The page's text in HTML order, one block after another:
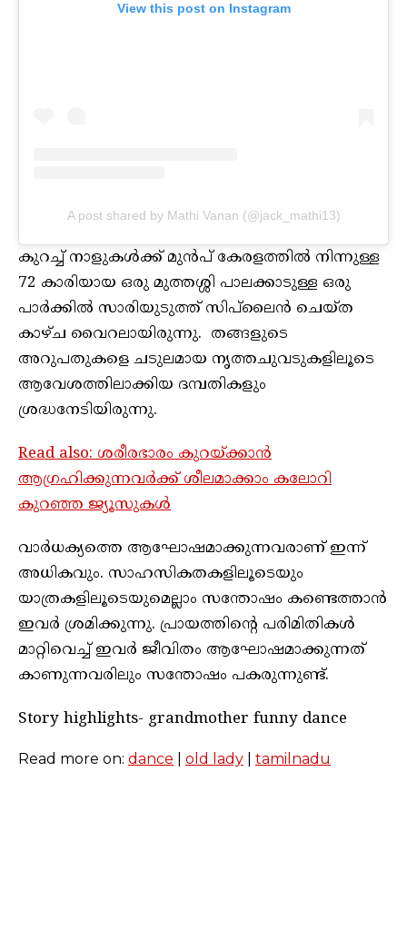
View this post on Instagram
A post shared by Mathi Vanan (@jack_mathi13)
കുറച്ച് നാളുകൾക്ക് മുൻപ് കേരളത്തിൽ നിന്നുള്ള
72 കാരിയായ ഒരു മുത്തശ്ശി പാലക്കാടുള്ള ഒരു
പാർക്കിൽ സാരിയുടുത്ത് സിപ്‌ലൈൻ ചെയ്ത
കാഴ്ച വൈറലായിരുന്നു. തങ്ങളുടെ
അറുപതുകളെ ചടുലമായ നൃത്തചുവടുകളിലൂടെ
ആവേശത്തിലാക്കിയ ദമ്പതികളും
ശ്രദ്ധനേടിയിരുന്നു.
Read also: ശരീരഭാരം കുറയ്ക്കാന്‍
ആഗ്രഹിക്കുന്നവര്‍ക്ക് ശീലമാക്കാം കലോറി
കുറഞ്ഞ ജ്യൂസുകള്‍
വാർധക്യത്തെ ആഘോഷമാക്കുന്നവരാണ് ഇന്ന്
അധികവും. സാഹസികതകളിലൂടെയും
യാത്രകളിലൂടെയുമെല്ലാം സന്തോഷം കണ്ടെത്താൻ
ഇവർ ശ്രമിക്കുന്നു. പ്രായത്തിന്റെ പരിമിതികൾ
മാറ്റിവെച്ച് ഇവർ ജീവിതം ആഘോഷമാക്കുന്നത്
കാണുന്നവരിലും സന്തോഷം പകരുന്നുണ്ട്.
Story highlights- grandmother funny dance
Read more on: dance old lady tamilnadu